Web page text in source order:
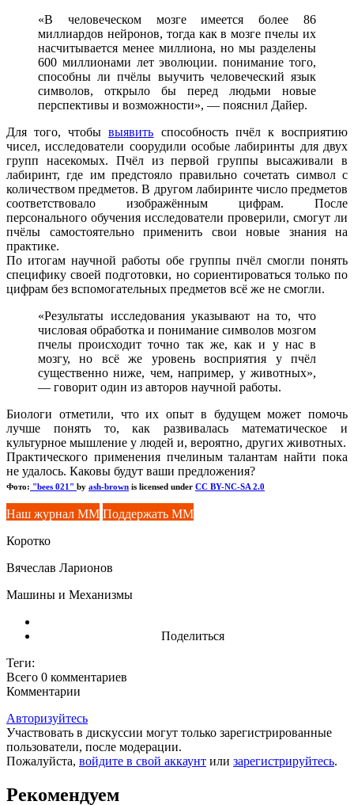
«В человеческом мозге имеется более 86
миллиардов нейронов, тогда как в мозге пчелы их
насчитывается менее миллиона, но мы разделены
600 миллионами лет эволюции. понимание того,
способны ли пчёлы выучить человеческий язык
символов, открыло бы перед людьми новые
перспективы и возможности», — пояснил Дайер.
Для того, чтобывыявить способность пчёл к восприятию
чисел, исследователи соорудили особые лабиринты для двух
групп насекомых. Пчёл из первой группы высаживали в
лабиринт, где им предстояло правильно сочетать символ с
количеством предметов. В другом лабиринте число предметов
соответствовало изображённым цифрам. После
персонального обучения исследователи проверили, смогут ли
пчёлы самостоятельно применить свои новые знания на
практике.
По итогам научной работы обе группы пчёл смогли понять
специфику своей подготовки, но сориентироваться только по
цифрам без вспомогательных предметов всё же не смогли.
«Результаты исследования указывают на то, что
числовая обработка и понимание символов мозгом
пчелы происходит точно так же, как и у нас в
мозгу, но всё же уровень восприятия у пчёл
существенно ниже, чем, например, у животных»,
— говорит один из авторов научной работы.
Биологи отметили, что их опыт в будущем может помочь
лучше понять то, как развивалась математическое и
культурное мышление у людей и, вероятно, других животных.
Практического применения пчелиным талантам найти пока
не удалось. Каковы будут ваши предложения?
Фото: "bees 021" by ash-brown is licensed under CC BY-NC-SA 2.0
Наш журнал ММ Поддержать ММ
Коротко
Вячеслав Ларионов
Машины и Механизмы
Поделиться
Теги:
Всего 0 комментариев
Комментарии
Авторизуйтесь
Участвовать в дискуссии могут только зарегистрированные
пользователи, после модерации.
Пожалуйста, войдите в свой аккаунт или зарегистрируйтесь.
Рекомендуем